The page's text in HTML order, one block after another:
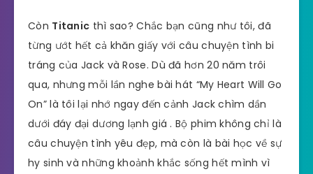
Còn Titanic thì sao? Chắc bạn cũng như tôi, đã
từng ướt hết cả khăn giấy với câu chuyện tình bi
tráng của Jack và Rose. Dù đã hơn 20 năm trôi
qua, nhưng mỗi lần nghe bài hát “My Heart Will Go
On” là tôi lại nhớ ngay đến cảnh Jack chìm dần
dưới đáy đại dương lạnh giá . Bộ phim không chỉ là
câu chuyện tình yêu đẹp, mà còn là bài học về sự
hy sinh và những khoảnh khắc sống hết mình vì